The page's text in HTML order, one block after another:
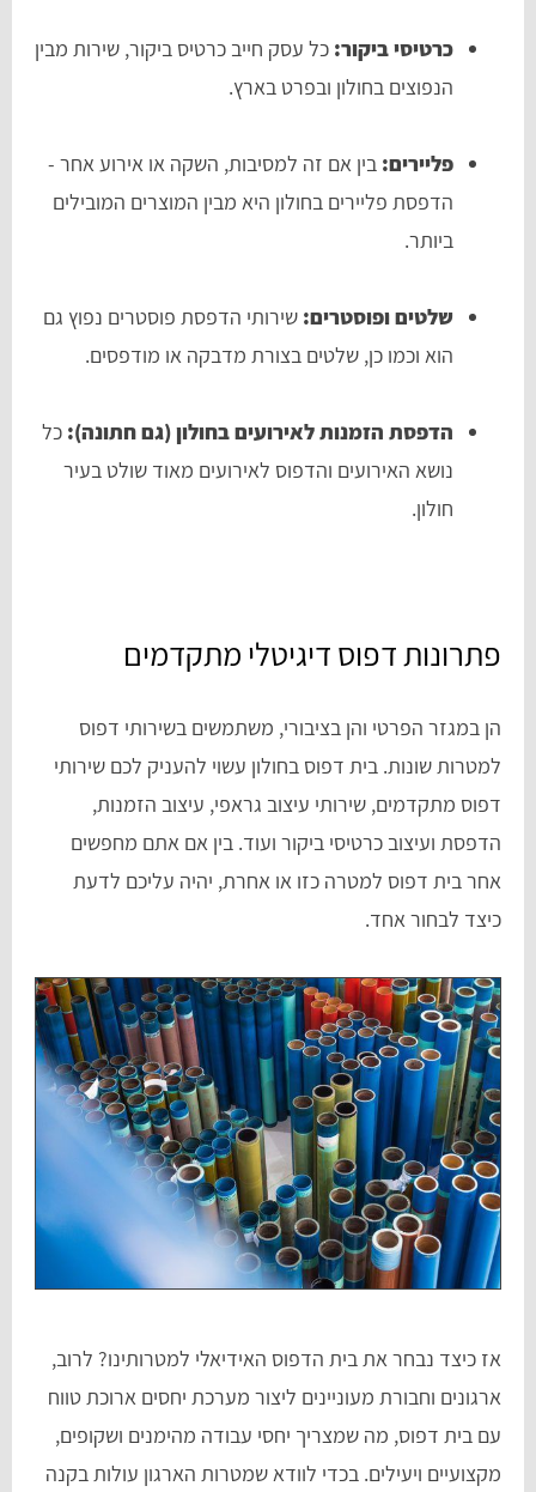
כרטיסי ביקור: כל עסק חייב כרטיס ביקור, שירות מבין
הנפוצים בחולון ובפרט בארץ.
פליירים: בין אם זה למסיבות, השקה או אירוע אחר -
הדפסת פליירים בחולון היא מבין המוצרים המובילים
ביותר.
שלטים ופוסטרים: שירותי הדפסת פוסטרים נפוץ גם
הוא וכמו כן, שלטים בצורת מדבקה או מודפסים.
הדפסת הזמנות לאירועים בחולון (גם חתונה): כל
נושא האירועים והדפוס לאירועים מאוד שולט בעיר
חולון.
פתרונות דפוס דיגיטלי מתקדמים
הן במגזר הפרטי והן בציבורי, משתמשים בשירותי דפוס
למטרות שונות. בית דפוס בחולון עשוי להעניק לכם שירותי
דפוס מתקדמים, שירותי עיצוב גראפי, עיצוב הזמנות,
הדפסת ועיצוב כרטיסי ביקור ועוד. בין אם אתם מחפשים
אחר בית דפוס למטרה כזו או אחרת, יהיה עליכם לדעת
כיצד לבחור אחד.
אז כיצד נבחר את בית הדפוס האידיאלי למטרותינו? לרוב,
ארגונים וחבורת מעוניינים ליצור מערכת יחסים ארוכת טווח
עם בית דפוס, מה שמצריך יחסי עבודה מהימנים ושקופים,
מקצועיים ויעילים. בכדי לוודא שמטרות הארגון עולות בקנה